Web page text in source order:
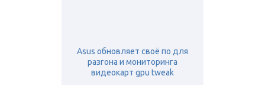
Asus обновляет своё по для
разгона и мониторинга
видеокарт gpu tweak